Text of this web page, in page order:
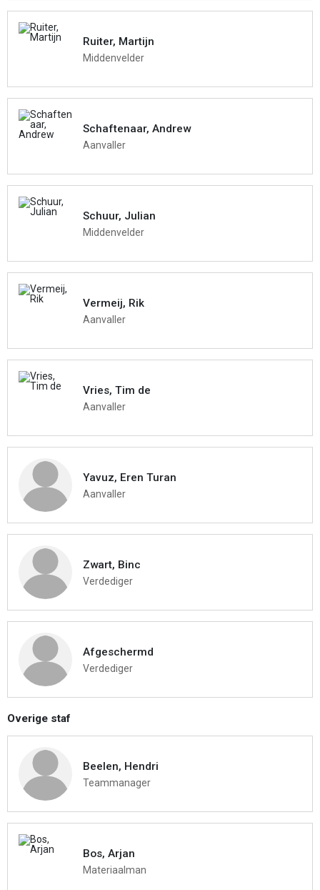
Ruiter, Martijn
Middenvelder
Schaftenaar, Andrew
Aanvaller
Schuur, Julian
Middenvelder
Vermeij, Rik
Aanvaller
Vries, Tim de
Aanvaller
Yavuz, Eren Turan
Aanvaller
Zwart, Binc
Verdediger
Afgeschermd
Verdediger
Overige staf
Beelen, Hendri
Teammanager
Bos, Arjan
Materiaalman